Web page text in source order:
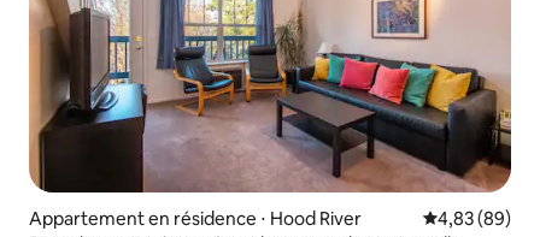
Appartement en résidence ⋅ Hood River Évaluation
4,83 (89)